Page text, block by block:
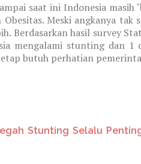
saat ini Indonesia masih
Meski angkanya tak
Berdasarkan hasil survey
mengalami stunting dan 1
butuh perhatian
Stunting Selalu